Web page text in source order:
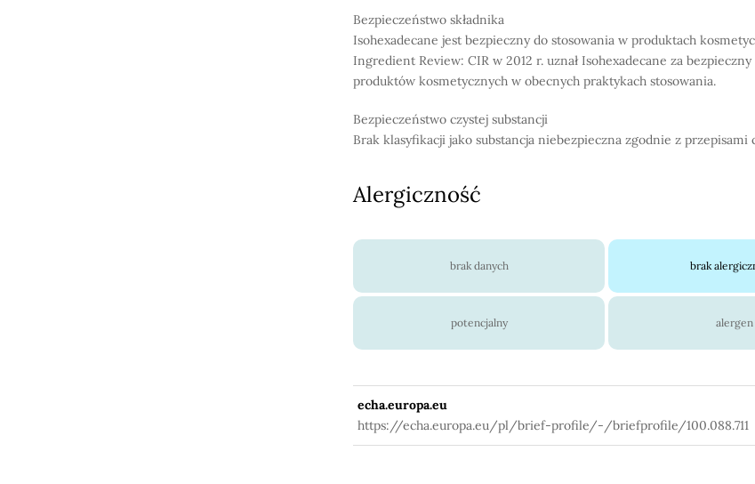
Bezpieczeństwo składnika
Isohexadecane jest bezpieczny do stosowania w produktach
Ingredient Review: CIR w 2012 r. uznał Isohexadecane za bezpieczny
produktów kosmetycznych w obecnych praktykach stosowania.
Bezpieczeństwo czystej substancji
Brak klasyfikacji jako substancja niebezpieczna zgodnie z przepisami
Alergiczność
brak danych brak
potencjalny alergen
echa.europa.eu
https://echa.europa.eu/pl/brief-profile/-/briefprofile/100.088.711